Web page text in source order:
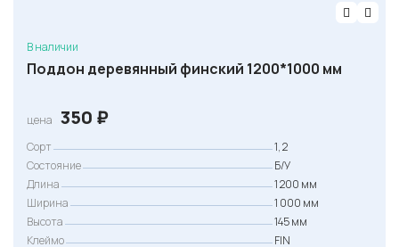
В наличии
Поддон деревянный финский 1200*1000 мм
цена 350 ₽
Сорт
1, 2
Состояние
Б/У
Длина
1 200 мм
Ширина
1 000 мм
Высота
145 мм
Клеймо
FIN